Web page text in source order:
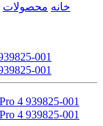
خانه محصولات